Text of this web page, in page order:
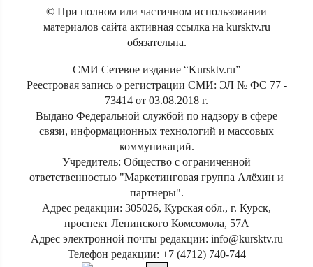
© При полном или частичном использовании
материалов сайта активная ссылка на kursktv.ru
обязательна.
СМИ Сетевое издание “Kursktv.ru”
Реестровая запись о регистрации СМИ: ЭЛ № ФС 77 -
73414 от 03.08.2018 г.
Выдано Федеральной службой по надзору в сфере
связи, информационных технологий и массовых
коммуникаций.
Учредитель: Общество с ограниченной
ответственностью "Маркетинговая группа Алёхин и
партнеры".
Адрес редакции: 305026, Курская обл., г. Курск,
проспект Ленинского Комсомола, 57А
Адрес электронной почты редакции: info@kursktv.ru
Телефон редакции: +7 (4712) 740-744